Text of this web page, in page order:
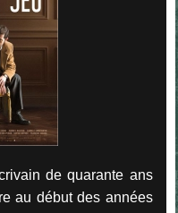
de quarante ans
au début des années